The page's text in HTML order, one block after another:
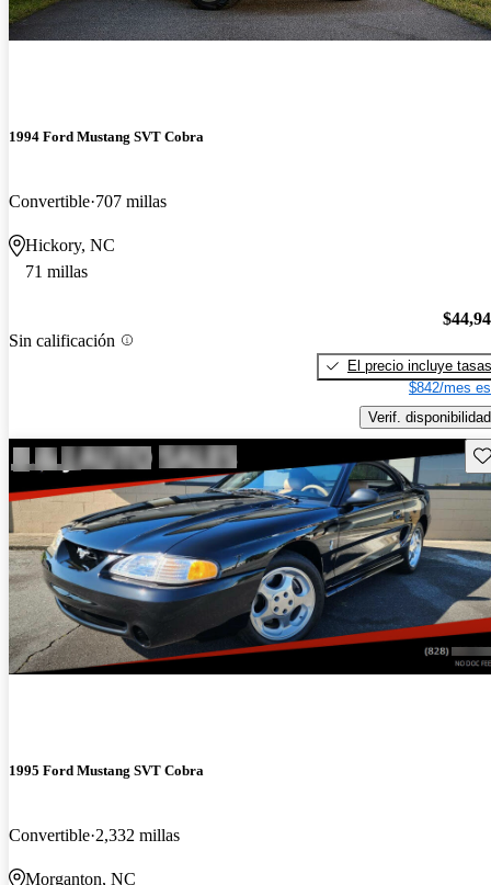
1994 Ford Mustang SVT Cobra
Convertible 707 millas
Hickory, NC
71 millas
Sin calificación
El precio incluye tasas
$842/mes
Verif. disponibilidad
1995 Ford Mustang SVT Cobra
Convertible 2,332 millas
Morganton, NC